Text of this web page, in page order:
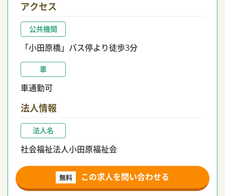
アクセス
公共機関
「小田原橋」バス停より徒歩3分
車
車通勤可
法人情報
法人名
社会福祉法人小田原福祉会
無料 この求人を問い合わせる